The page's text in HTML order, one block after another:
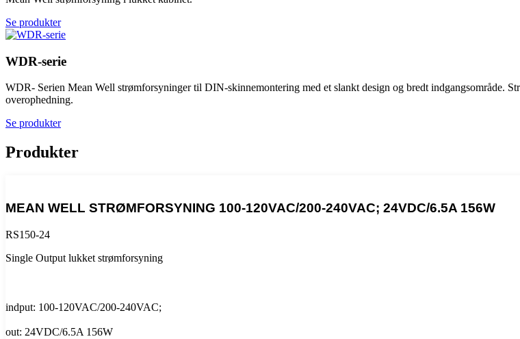
Se produkter
WDR-serie
WDR- Serien Mean Well strømforsyninger til DIN-skinnemontering med et slankt design og bredt indgangsområde.
overophedning.
Se produkter
Produkter
MEAN WELL STRØMFORSYNING 100-120VAC/200-240VAC; 24VDC/6.5A 156W
RS150-24
Single Output lukket strømforsyning
indput: 100-120VAC/200-240VAC;
out: 24VDC/6.5A 156W